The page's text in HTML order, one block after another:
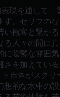
現を通して
。セリフの
観客と繋がる
人々の間に
陰鬱な雰囲
を加えている
自体がスク
的な水中の